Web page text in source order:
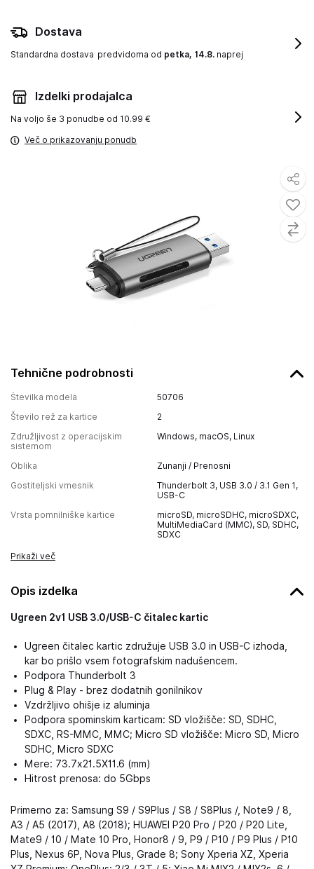
Tehnične podrobnosti
Številka modela
50706
Število rež za kartice
2
Združljivost z operacijskim
sistemom
Windows, macOS, Linux
Oblika
Zunanji / Prenosni
Gostiteljski vmesnik
Thunderbolt 3, USB 3.0 / 3.1 Gen 1,
USB-C
Vrsta pomnilniške kartice
microSD, microSDHC, microSDXC,
MultiMediaCard (MMC), SD, SDHC,
SDXC
Prikaži več
Opis izdelka
Ugreen 2v1 USB 3.0/USB-C čitalec kartic
Ugreen čitalec kartic združuje USB 3.0 in USB-C izhoda,
kar bo prišlo vsem fotografskim nadušencem.
Podpora Thunderbolt 3
Plug & Play - brez dodatnih gonilnikov
Vzdržljivo ohišje iz aluminja
Podpora spominskim karticam: SD vložišče: SD, SDHC,
SDXC, RS-MMC, MMC; Micro SD vložišče: Micro SD, Micro
SDHC, Micro SDXC
Mere: 73.7x21.5X11.6 (mm)
Hitrost prenosa: do 5Gbps
Primerno za: Samsung S9 / S9Plus / S8 / S8Plus /, Note9 / 8,
A3 / A5 (2017), A8 (2018); HUAWEI P20 Pro / P20 / P20 Lite,
Mate9 / 10 / Mate 10 Pro, Honor8 / 9, P9 / P10 / P9 Plus / P10
Plus, Nexus 6P, Nova Plus, Grade 8; Sony Xperia XZ, Xperia
Dostava
Standardna dostava predvidoma od petka, 14.8. naprej
Izdelki prodajalca
Na voljo še 3 ponudbe od 10.99 €
Več o prikazovanju ponudb